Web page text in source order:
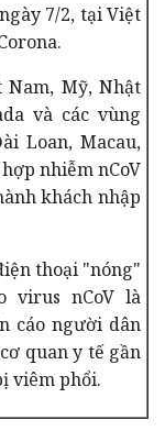
7/2, tại Việt
Nam, Mỹ, Nhật
và các vùng
Loan, Macau,
nhiễm nCoV
khách nhập
thoại "nóng"
virus nCoV là
cáo người dân
quan y tế gần
viêm phổi.